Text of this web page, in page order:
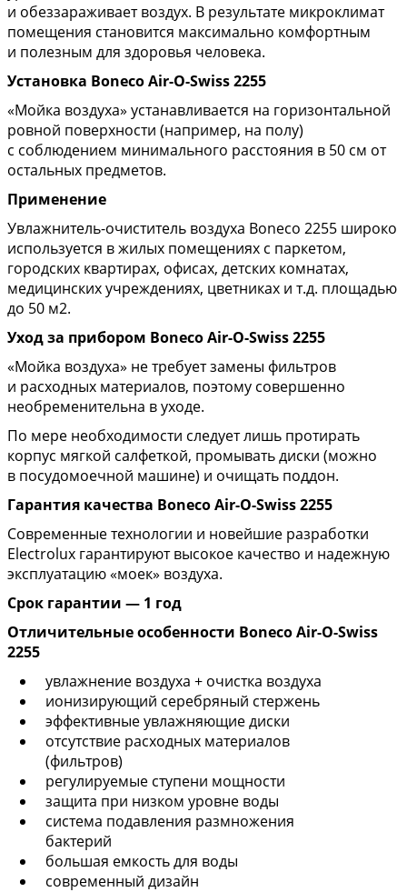
и обеззараживает воздух. В результате микроклимат
помещения становится максимально комфортным
и полезным для здоровья человека.
Установка Boneco Air-O-Swiss 2255
«Мойка воздуха» устанавливается на горизонтальной
ровной поверхности (например, на полу)
с соблюдением минимального расстояния в 50 см от
остальных предметов.
Применение
Увлажнитель-очиститель воздуха Boneco 2255 широко
используется в жилых помещениях с паркетом,
городских квартирах, офисах, детских комнатах,
медицинских учреждениях, цветниках и т.д. площадью
до 50 м2.
Уход за прибором Boneco Air-O-Swiss 2255
«Мойка воздуха» не требует замены фильтров
и расходных материалов, поэтому совершенно
необременительна в уходе.
По мере необходимости следует лишь протирать
корпус мягкой салфеткой, промывать диски (можно
в посудомоечной машине) и очищать поддон.
Гарантия качества Boneco Air-O-Swiss 2255
Современные технологии и новейшие разработки
Electrolux гарантируют высокое качество и надежную
эксплуатацию «моек» воздуха.
Срок гарантии — 1 год
Отличительные особенности Boneco Air-O-Swiss
2255
увлажнение воздуха + очистка воздуха
ионизирующий серебряный стержень
эффективные увлажняющие диски
отсутствие расходных материалов
(фильтров)
регулируемые ступени мощности
защита при низком уровне воды
система подавления размножения
бактерий
большая емкость для воды
современный дизайн